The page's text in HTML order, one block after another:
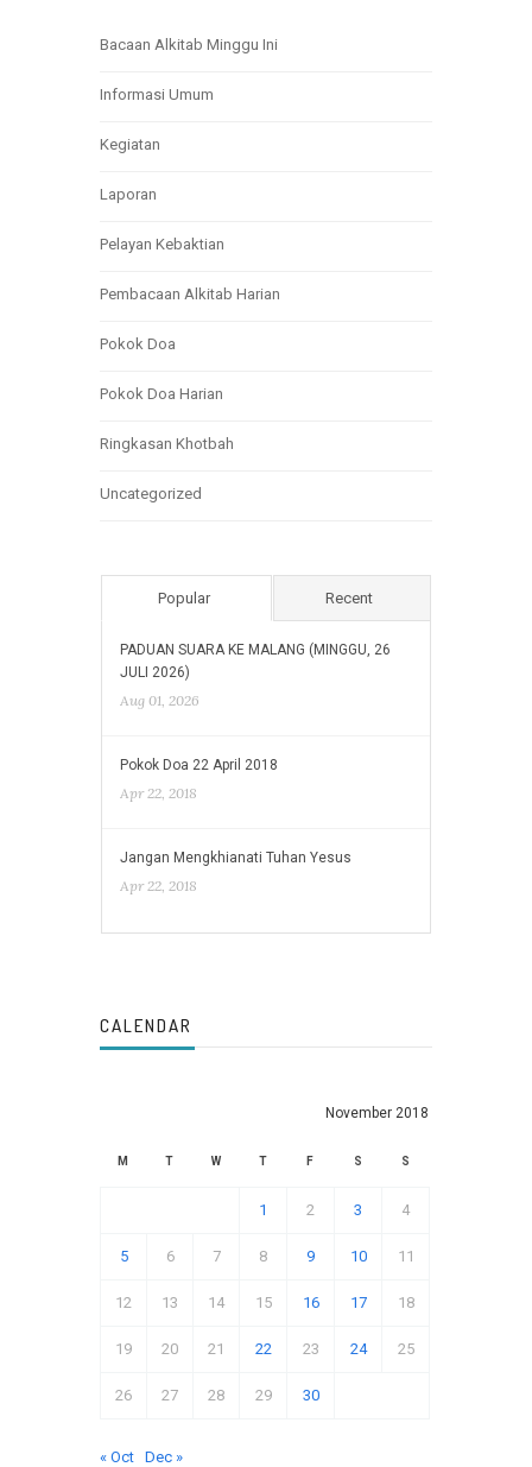
Bacaan Alkitab Minggu Ini
Informasi Umum
Kegiatan
Laporan
Pelayan Kebaktian
Pembacaan Alkitab Harian
Pokok Doa
Pokok Doa Harian
Ringkasan Khotbah
Uncategorized
Popular Recent
PADUAN SUARA KE MALANG (MINGGU, 26
JULI 2026)
Aug 01, 2026
Pokok Doa 22 April 2018
Apr 22, 2018
Jangan Mengkhianati Tuhan Yesus
Apr 22, 2018
CALENDAR
November 2018
M T W T F S S
1 2 3 4
5 6 7 8 9 10 11
12 13 14 15 16 17 18
19 20 21 22 23 24 25
26 27 28 29 30
« Oct Dec »